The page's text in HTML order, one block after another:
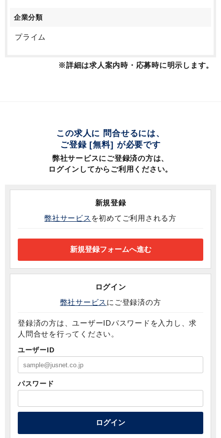
企業分類
プライム
※詳細は求人案内時・応募時に明示します。
この求人に 問合せるには、
ご登録 [無料] が必要です
弊社サービスにご登録済の方は、
ログインしてからご利用ください。
新規登録
弊社サービス を初めてご利用される方
ログイン
弊社サービス にご登録済の方
登録済の方は、ユーザーIDパスワードを入力し、求
人問合せを行ってください。
ユーザーID
パスワード
ログイン